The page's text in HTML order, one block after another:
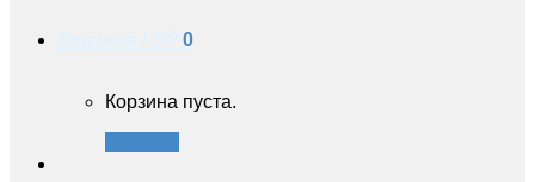
0
Корзина пуста.